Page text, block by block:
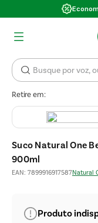
Retire em:
Suco Natural One
900ml
EAN: 7899916917587Natural